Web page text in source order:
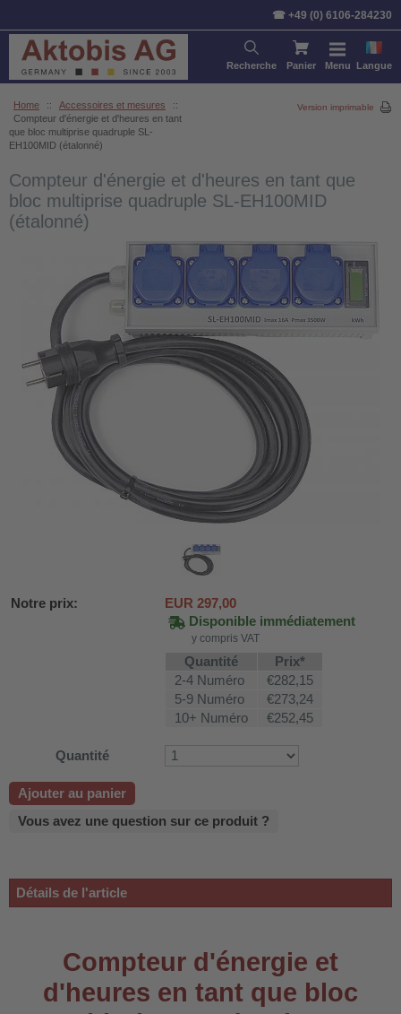
☎ +49 (0) 6106-284230
Recherche Panier Menu Langue
WDH-AP1212
et WDH-626L
220B
660b
AP1101
Home :: Accessoires et mesures
::
Compteur d'énergie et d'heures en tant
que bloc multiprise quadruple SL-
EH100MID (étalonné)
Version imprimable
Compteur d'énergie et d'heures en tant que
bloc multiprise quadruple SL-EH100MID
(étalonné)
Notre prix: EUR 297,00
Disponible immédiatement
y compris VAT
Quantité
Prix*
2-4 Numéro
€282,15
5-9 Numéro
€273,24
10+ Numéro
€252,45
Quantité
Ajouter au panier
Vous avez une question sur ce produit ?
Détails de l'article
Compteur d'énergie et
d'heures en tant que bloc